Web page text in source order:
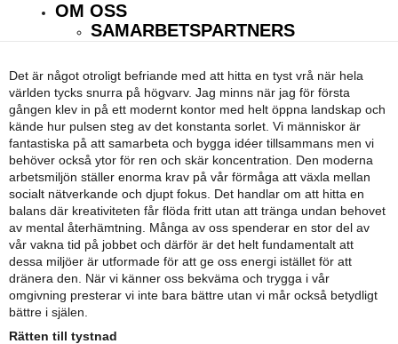
OM OSS
SAMARBETSPARTNERS
Det är något otroligt befriande med att hitta en tyst vrå när hela
världen tycks snurra på högvarv. Jag minns när jag för första
gången klev in på ett modernt kontor med helt öppna landskap och
kände hur pulsen steg av det konstanta sorlet. Vi människor är
fantastiska på att samarbeta och bygga idéer tillsammans men vi
behöver också ytor för ren och skär koncentration. Den moderna
arbetsmiljön ställer enorma krav på vår förmåga att växla mellan
socialt nätverkande och djupt fokus. Det handlar om att hitta en
balans där kreativiteten får flöda fritt utan att tränga undan behovet
av mental återhämtning. Många av oss spenderar en stor del av
vår vakna tid på jobbet och därför är det helt fundamentalt att
dessa miljöer är utformade för att ge oss energi istället för att
dränera den. När vi känner oss bekväma och trygga i vår
omgivning presterar vi inte bara bättre utan vi mår också betydligt
bättre i själen.
Rätten till tystnad